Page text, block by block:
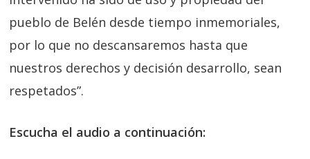
pueblo de Belén desde tiempo inmemoriales,
por lo que no descansaremos hasta que
nuestros derechos y decisión desarrollo, sean
respetados”.
Escucha el audio a continuación: